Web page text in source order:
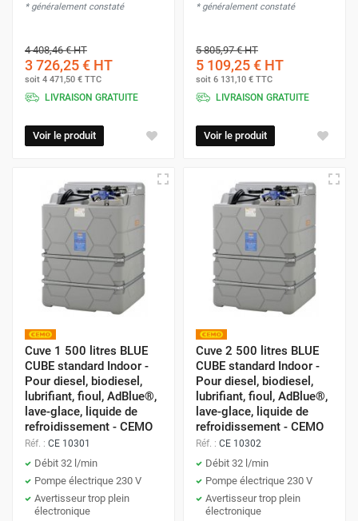
* généralement constaté
4 408,46 €HT
3 726,25 € HT
soit 4 471,50 € TTC
LIVRAISON GRATUITE
Voir le produit
* généralement constaté
5 805,97 €HT
5 109,25 € HT
soit 6 131,10 € TTC
LIVRAISON GRATUITE
Voir le produit
Cuve 1 500 litres BLUE
CUBE standard Indoor -
Pour diesel, biodiesel,
lubrifiant, fioul, AdBlue®,
lave-glace, liquide de
refroidissement - CEMO
Réf. : CE 10301
Débit 32 l/min
Pompe électrique 230 V
Avertisseur trop plein
électronique
Cuve 2 500 litres BLUE
CUBE standard Indoor -
Pour diesel, biodiesel,
lubrifiant, fioul, AdBlue®,
lave-glace, liquide de
refroidissement - CEMO
Réf. : CE 10302
Débit 32 l/min
Pompe électrique 230 V
Avertisseur trop plein
électronique